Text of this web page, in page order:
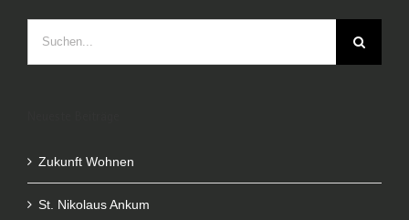
Zukunft Wohnen
St. Nikolaus Ankum